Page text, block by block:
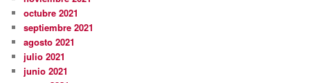
octubre 2021
septiembre 2021
agosto 2021
julio 2021
junio 2021